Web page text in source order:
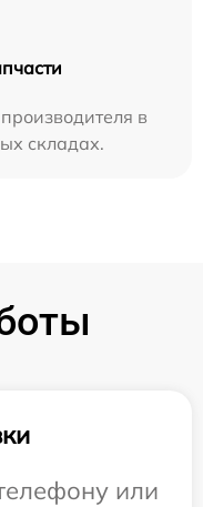
в
складах.
или